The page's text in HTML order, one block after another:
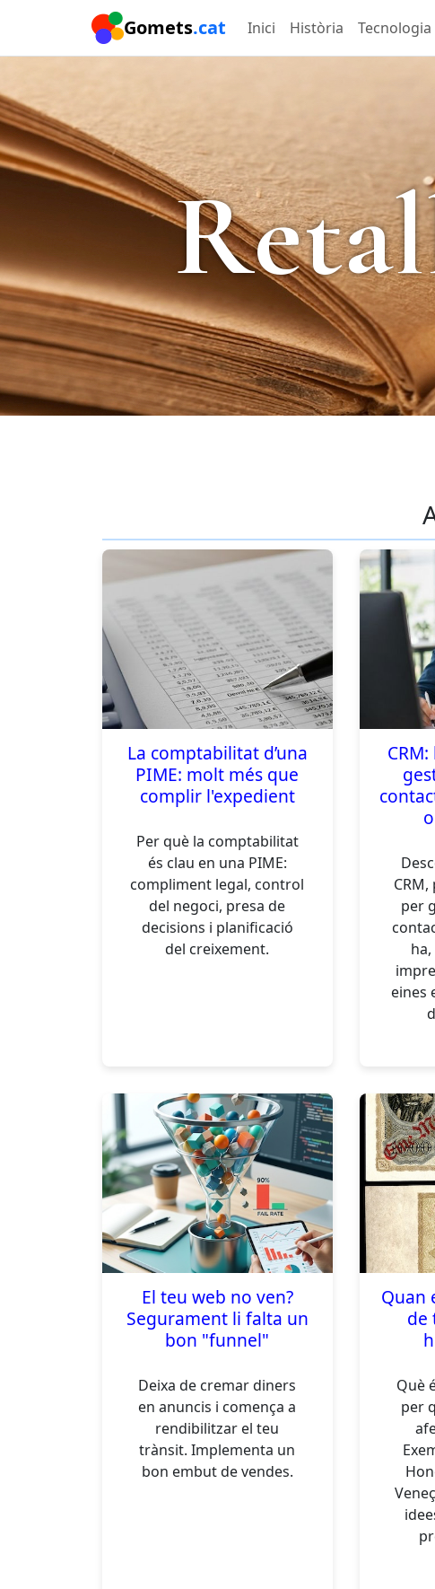
Gomets.cat Inici Història Tecnologia
La comptabilitat d’una
PIME: molt més que
complir l'expedient
Per què la comptabilitat
és clau en una PIME:
compliment legal, control
del negoci, presa de
decisions i planificació
del creixement.
per
eines
El teu web no ven?
Segurament li falta un
bon "funnel"
Deixa de cremar diners
en anuncis i comença a
rendibilitzar el teu
trànsit. Implementa un
bon embut de vendes.
Quan
de
Què
per